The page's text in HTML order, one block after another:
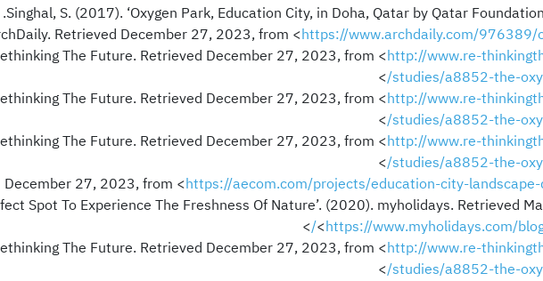
Singhal, S. (2017). ‘Oxygen Park, Education City, in Doha, Qatar by Qatar Foundation,
https://www.archdaily.com/976389/
http://www.re-
studies/a8852-the-
>
http://www.re-
studies/a8852-the-
>
http://www.re-
studies/a8852-the-
>
https://aecom.com/projects/education-city-landscape-
Spot To Experience The Freshness Of Nature’. (2020). myholidays. Retrieved
<https://www.myholidays.com/
>
http://www.re-
studies/a8852-the-
>